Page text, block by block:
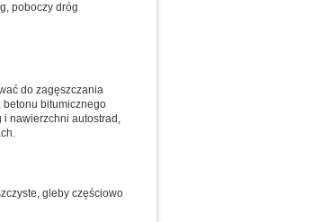
poboczy dróg
do zagęszczania
betonu bitumicznego
i nawierzchni autostrad,
gleby częściowo